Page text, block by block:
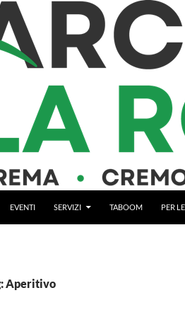
EVENTI SERVIZI TABOOM PER
Aperitivo